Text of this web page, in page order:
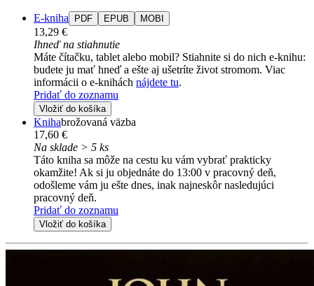
E-kniha PDF EPUB MOBI
13,29 €
Ihneď na stiahnutie
Máte čítačku, tablet alebo mobil? Stiahnite si do nich e-knihu:
budete ju mať hneď a ešte aj ušetríte život stromom. Viac
informácii o e-knihách nájdete tu.
Pridať do zoznamu
Vložiť do košíka
Knihabrožovaná väzba
17,60 €
Na sklade > 5 ks
Táto kniha sa môže na cestu ku vám vybrať prakticky
okamžite! Ak si ju objednáte do 13:00 v pracovný deň,
odošleme vám ju ešte dnes, inak najneskôr nasledujúci
pracovný deň.
Pridať do zoznamu
Vložiť do košíka